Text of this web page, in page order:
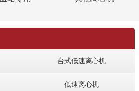
台式低速离心机
低速离心机